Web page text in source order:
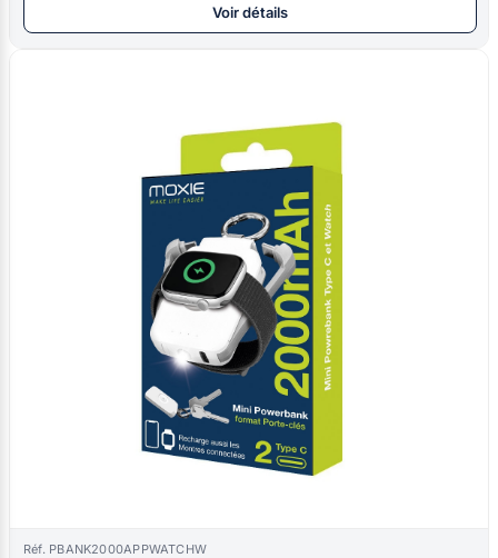
Voir détails
Réf. PBANK2000APPWATCHW